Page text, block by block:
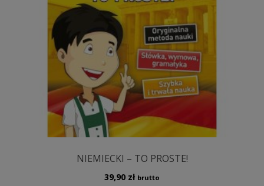
NIEMIECKI – TO PROSTE!
39,90 zł brutto